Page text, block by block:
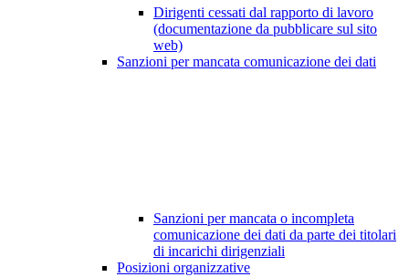
Dirigenti cessati dal rapporto di lavoro
(documentazione da pubblicare sul sito
web)
Sanzioni per mancata comunicazione dei dati
Sanzioni per mancata o incompleta
comunicazione dei dati da parte dei titolari
di incarichi dirigenziali
Posizioni organizzative